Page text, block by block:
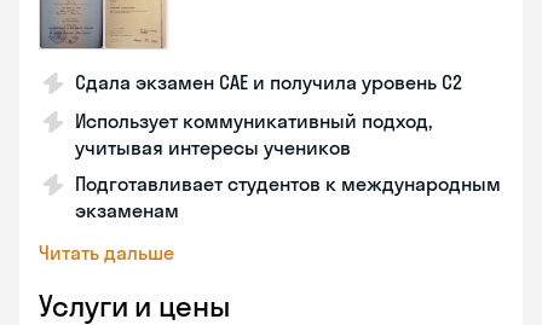
Сдала экзамен CAE и получила уровень С2
Использует коммуникативный подход,
учитывая интересы учеников
Подготавливает студентов к международным
экзаменам
Читать дальше
Услуги и цены